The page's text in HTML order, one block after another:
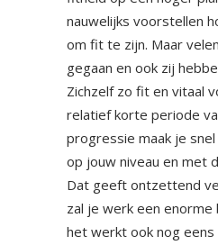
nauwelijks voorstellen
om fit te zijn. Maar
gegaan en ook zij
Zichzelf zo fit en vitaal
relatief korte periode
progressie maak je
op jouw niveau en met
Dat geeft ontzettend
zal je werk een enorme
het werkt ook nog eens